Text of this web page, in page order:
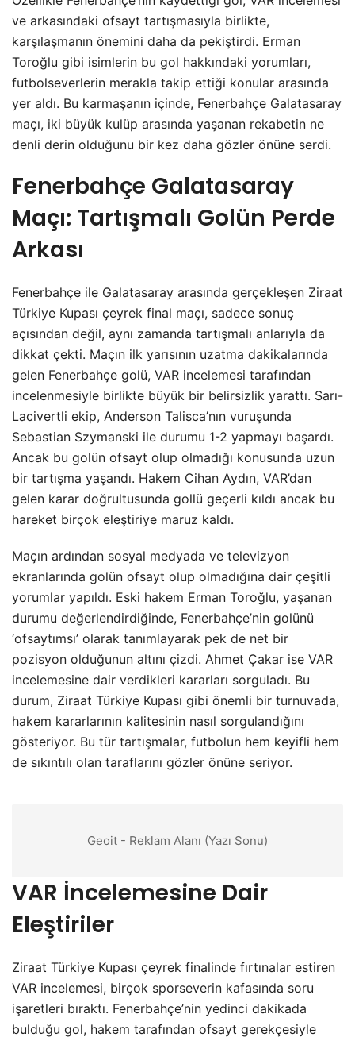
ve arkasındaki ofsayt tartışmasıyla birlikte,
karşılaşmanın önemini daha da pekiştirdi. Erman
Toroğlu gibi isimlerin bu gol hakkındaki yorumları,
futbolseverlerin merakla takip ettiği konular arasında
yer aldı. Bu karmaşanın içinde, Fenerbahçe Galatasaray
maçı, iki büyük kulüp arasında yaşanan rekabetin ne
denli derin olduğunu bir kez daha gözler önüne serdi.
Fenerbahçe Galatasaray
Maçı: Tartışmalı Golün Perde
Arkası
Fenerbahçe ile Galatasaray arasında gerçekleşen Ziraat
Türkiye Kupası çeyrek final maçı, sadece sonuç
açısından değil, aynı zamanda tartışmalı anlarıyla da
dikkat çekti. Maçın ilk yarısının uzatma dakikalarında
gelen Fenerbahçe golü, VAR incelemesi tarafından
incelenmesiyle birlikte büyük bir belirsizlik yarattı. Sarı-
Lacivertli ekip, Anderson Talisca’nın vuruşunda
Sebastian Szymanski ile durumu 1-2 yapmayı başardı.
Ancak bu golün ofsayt olup olmadığı konusunda uzun
bir tartışma yaşandı. Hakem Cihan Aydın, VAR’dan
gelen karar doğrultusunda gollü geçerli kıldı ancak bu
hareket birçok eleştiriye maruz kaldı.
Maçın ardından sosyal medyada ve televizyon
ekranlarında golün ofsayt olup olmadığına dair çeşitli
yorumlar yapıldı. Eski hakem Erman Toroğlu, yaşanan
durumu değerlendirdiğinde, Fenerbahçe’nin golünü
‘ofsaytımsı’ olarak tanımlayarak pek de net bir
pozisyon olduğunun altını çizdi. Ahmet Çakar ise VAR
incelemesine dair verdikleri kararları sorguladı. Bu
durum, Ziraat Türkiye Kupası gibi önemli bir turnuvada,
hakem kararlarının kalitesinin nasıl sorgulandığını
gösteriyor. Bu tür tartışmalar, futbolun hem keyifli hem
de sıkıntılı olan taraflarını gözler önüne seriyor.
Geoit - Reklam Alanı (Yazı Sonu)
VAR İncelemesine Dair
Eleştiriler
Ziraat Türkiye Kupası çeyrek finalinde fırtınalar estiren
VAR incelemesi, birçok sporseverin kafasında soru
işaretleri bıraktı. Fenerbahçe’nin yedinci dakikada
bulduğu gol, hakem tarafından ofsayt gerekçesiyle